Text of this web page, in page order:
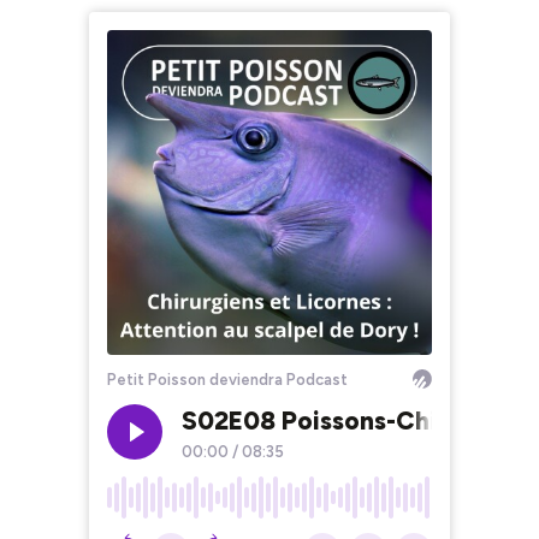
Petit Poisson deviendra Podcast
S02E08 Poissons-
00:00 / 08:35